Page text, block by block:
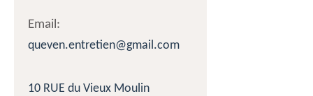
Email:
queven.entretien@gmail.com
10 RUE du Vieux Moulin